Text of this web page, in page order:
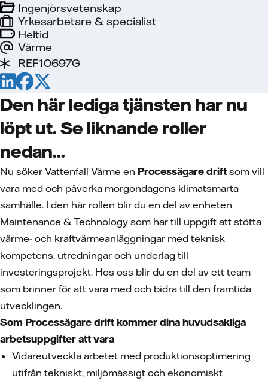
Heltid
Ingenjörsvetenskap
Yrkesarbetare & specialist
Värme
REF10697G
Den här lediga tjänsten har nu
löpt ut. Se liknande roller
nedan...
Nu söker Vattenfall Värme en Processägare drift som vill
vara med och påverka morgondagens klimatsmarta
samhälle. I den här rollen blir du en del av enheten
Maintenance & Technology som har till uppgift att stötta
värme- och kraftvärmeanläggningar med teknisk
kompetens, utredningar och underlag till
investeringsprojekt. Hos oss blir du en del av ett team
som brinner för att vara med och bidra till den framtida
utvecklingen.
Som Processägare drift kommer dina huvudsakliga
arbetsuppgifter att vara
Vidareutveckla arbetet med produktionsoptimering
utifrån tekniskt, miljömässigt och ekonomiskt